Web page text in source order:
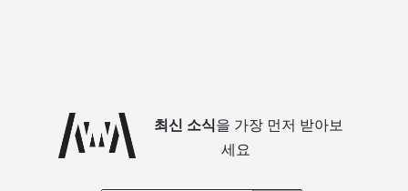
최신 소식을 가장 먼저 받아보
세요